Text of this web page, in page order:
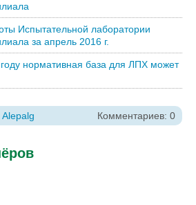
Испытательной лаборатории
за апрель 2016 г.
нормативная база для ЛПХ может
Alepalg Комментариев: 0